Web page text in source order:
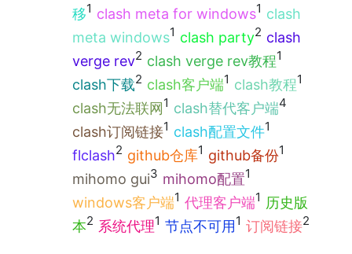
移1 clash meta for windows1 clash
meta windows1 clash party2 clash
verge rev2 clash verge rev教程1
clash下载2 clash客户端1 clash教程1
clash无法联网1 clash替代客户端4
clash订阅链接1 clash配置文件1
flclash2 github仓库1 github备份1
mihomo gui3 mihomo配置1
windows客户端1 代理客户端1 历史版
本2 系统代理1 节点不可用1 订阅链接2